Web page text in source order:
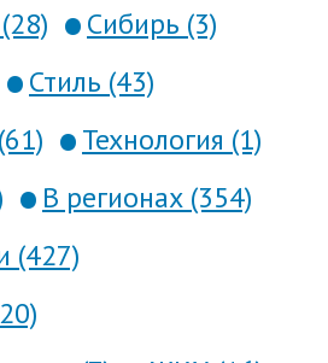
Сибирь (3)
Стиль (43)
Технология (1)
В регионах (354)
(427)